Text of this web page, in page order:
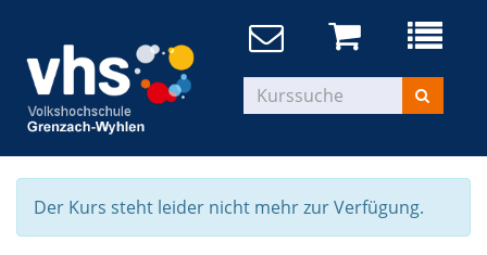
Der Kurs steht leider nicht mehr zur Verfügung.